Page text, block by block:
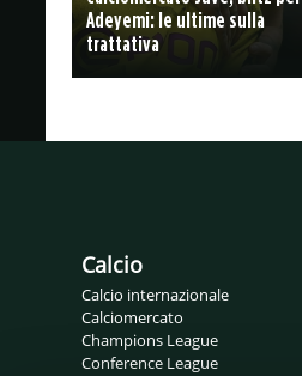
Adeyemi: le ultime sulla
trattativa
Calcio
Calcio internazionale
Calciomercato
Champions League
Conference League